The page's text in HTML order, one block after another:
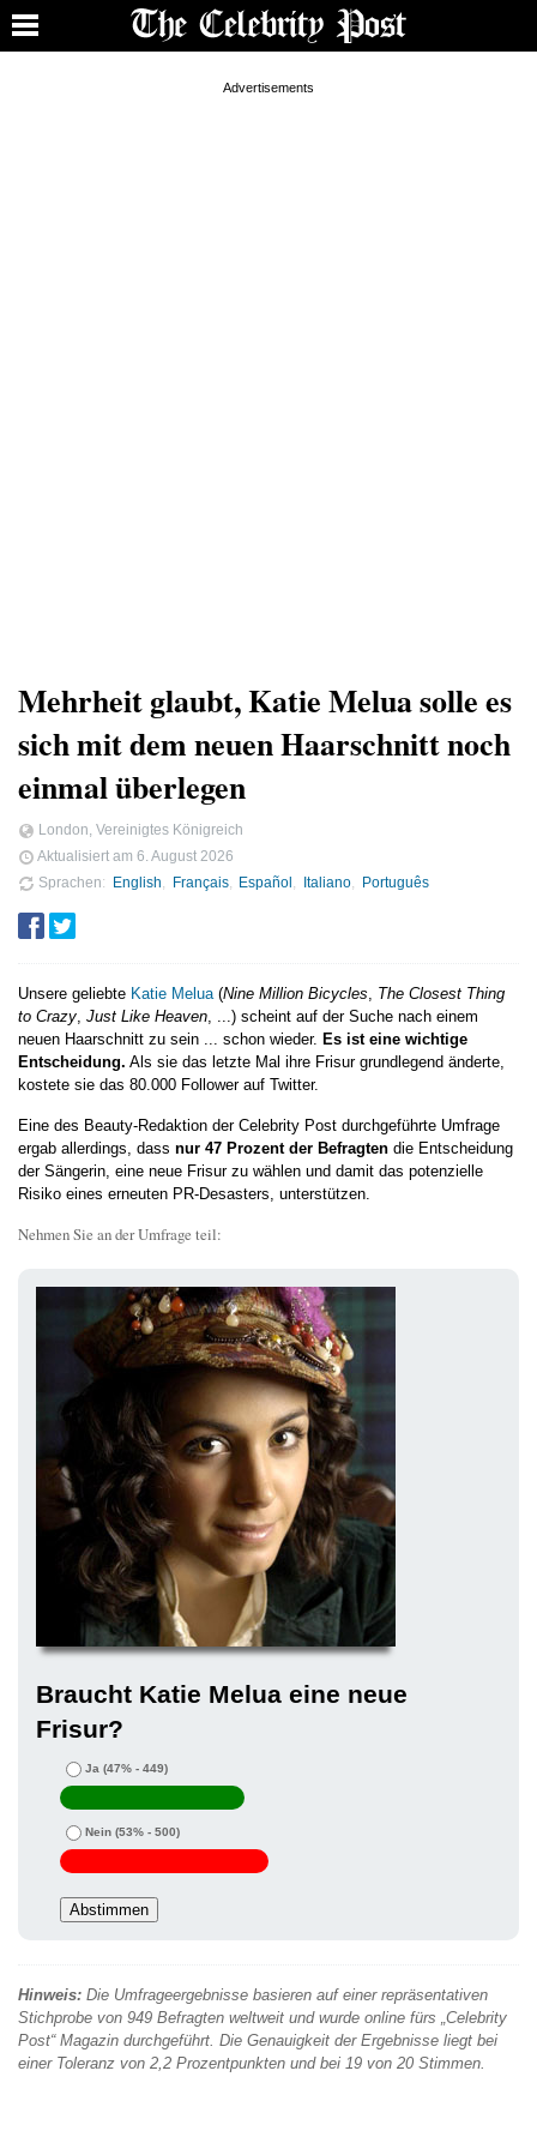
Mehrheit glaubt, Katie Melua solle es
sich mit dem neuen Haarschnitt noch
einmal überlegen
London, Vereinigtes Königreich
Aktualisiert am 6. August 2026
Sprachen
English Français Español Italiano Português
Unsere geliebte Katie Melua(Nine Million Bicycles, The Closest Thing
to Crazy, Just Like Heaven, ...) scheint auf der Suche nach einem
neuen Haarschnitt zu sein ... schon wieder. Es ist eine wichtige
Entscheidung. Als sie das letzte Mal ihre Frisur grundlegend änderte,
kostete sie das 80.000 Follower auf Twitter.
Eine des Beauty-Redaktion der Celebrity Post durchgeführte Umfrage
ergab allerdings, dass nur 47 Prozent der Befragten die Entscheidung
der Sängerin, eine neue Frisur zu wählen und damit das potenzielle
Risiko eines erneuten PR-Desasters, unterstützen.
Nehmen Sie an der Umfrage teil:
Braucht Katie Melua eine neue
Frisur?
Ja (47% - 449)
Nein (53% - 500)
Hinweis: Die Umfrageergebnisse basieren auf einer repräsentativen
Stichprobe von 949 Befragten weltweit und wurde online fürs „Celebrity
Post“ Magazin durchgeführt. Die Genauigkeit der Ergebnisse liegt bei
einer Toleranz von 2,2 Prozentpunkten und bei 19 von 20 Stimmen.